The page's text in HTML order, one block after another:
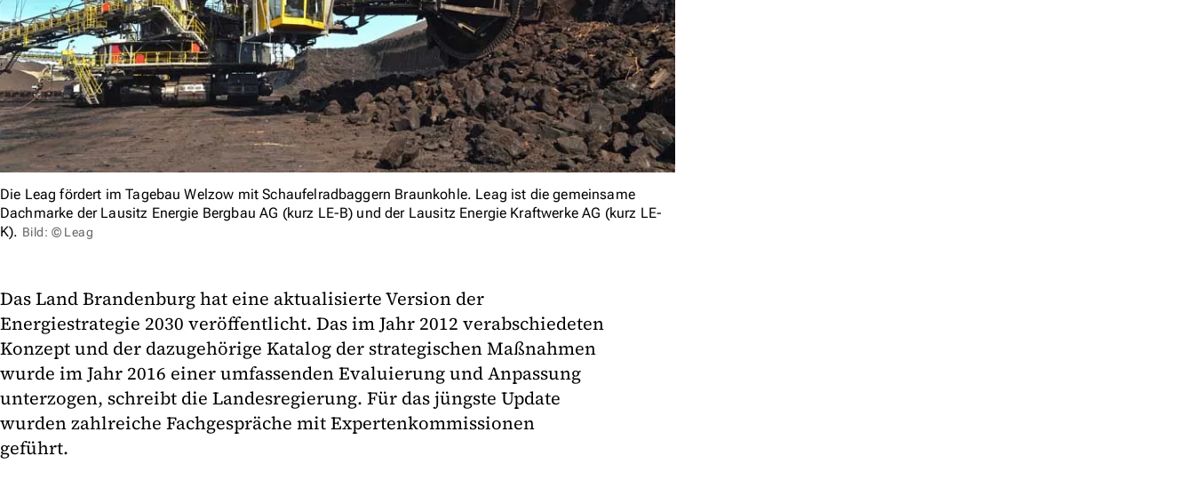
Die Leag fördert im Tagebau Welzow mit Schaufelradbaggern Braunkohle. Leag ist die gemeinsame
Dachmarke der Lausitz Energie Bergbau AG (kurz LE-B) und der Lausitz Energie Kraftwerke AG (kurz LE-
K). Bild: © Leag
Das Land Brandenburg hat eine aktualisierte Version der
Energiestrategie 2030 veröffentlicht. Das im Jahr 2012 verabschiedeten
Konzept und der dazugehörige Katalog der strategischen Maßnahmen
wurde im Jahr 2016 einer umfassenden Evaluierung und Anpassung
unterzogen, schreibt die Landesregierung. Für das jüngste Update
wurden zahlreiche Fachgespräche mit Expertenkommissionen
geführt.